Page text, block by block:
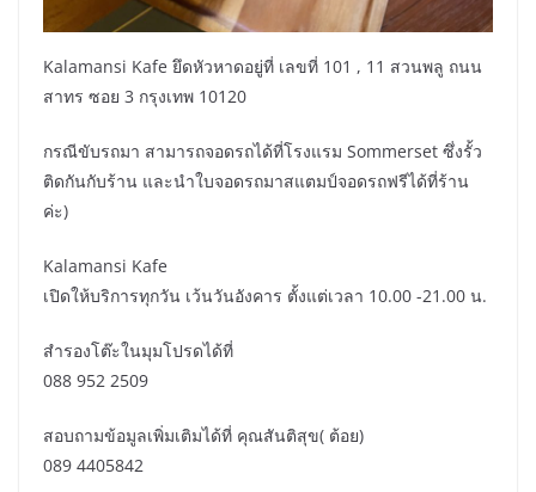
Kalamansi Kafe ยึดหัวหาดอยู่ที่ เลขที่ 101 , 11 สวนพลู ถนน
สาทร ซอย 3 กรุงเทพ 10120
กรณีขับรถมา สามารถจอดรถได้ที่โรงแรม Sommerset ซึ่งรั้ว
ติดกันกับร้าน และนำใบจอดรถมาสแตมป์จอดรถฟรีได้ที่ร้าน
ค่ะ)
Kalamansi Kafe
เปิดให้บริการทุกวัน เว้นวันอังคาร ตั้งแต่เวลา 10.00 -21.00 น.
สำรองโต๊ะในมุมโปรดได้ที่
088 952 2509
สอบถามข้อมูลเพิ่มเติมได้ที่ คุณสันติสุข( ต้อย)
089 4405842